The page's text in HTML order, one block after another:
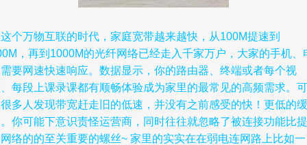
个万物互联的时代，家庭宽带越来越快，从100M提速到
，再到1000M的光纤网络已经走入千家万户，大家的手机、
要网速快速响应。数据显示，你的路由器、终端或者每个视
每段上课录课都有顺畅体验成为家里的最常见的高频需求。可
多人发现带宽赶走旧的低速，并没有之前感受的快！更低的缓
你可能下意识责怪运营商，同时往往就忽略了被连接功能比提
络的的至关重要的螺丝~ 家里的实实在在弱电连网路上比如一